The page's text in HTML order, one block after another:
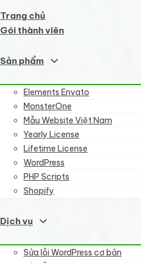
Trang chủ
Gói thành viên
Sản phẩm
Elements Envato
MonsterOne
Mẫu Website Việt Nam
Yearly License
Lifetime License
WordPress
PHP Scripts
Shopify
Dịch vụ
Sửa lỗi WordPress cơ bản